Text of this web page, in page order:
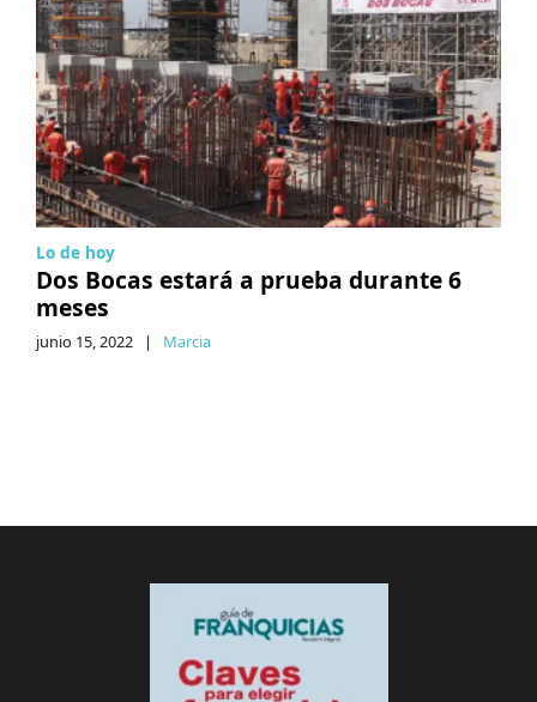
Lo de hoy
Dos Bocas estará a prueba durante 6
meses
junio 15, 2022 | Marcia